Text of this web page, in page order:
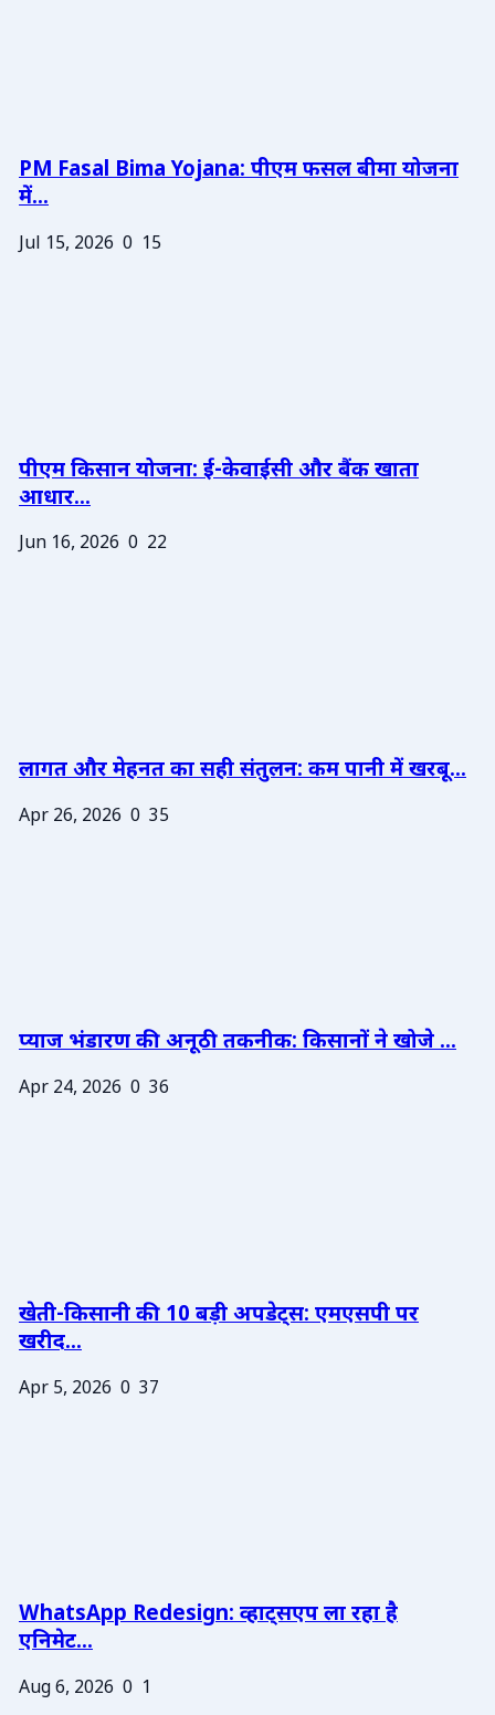
PM Fasal Bima Yojana: पीएम फसल बीमा योजना
में...
Jul 15, 2026 0 15
पीएम किसान योजना: ई-केवाईसी और बैंक खाता
आधार...
Jun 16, 2026 0 22
लागत और मेहनत का सही संतुलन: कम पानी में खरबू...
Apr 26, 2026 0 35
प्याज भंडारण की अनूठी तकनीक: किसानों ने खोजे ...
Apr 24, 2026 0 36
खेती-किसानी की 10 बड़ी अपडेट्स: एमएसपी पर
खरीद...
Apr 5, 2026 0 37
WhatsApp Redesign: व्हाट्सएप ला रहा है
एनिमेट...
Aug 6, 2026 0 1